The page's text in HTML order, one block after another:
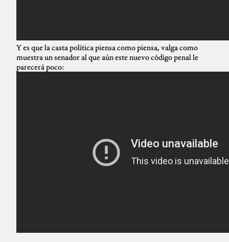
Y es que la casta política piensa como piensa, valga como
muestra un senador al que aún este nuevo código penal le
parecerá poco: